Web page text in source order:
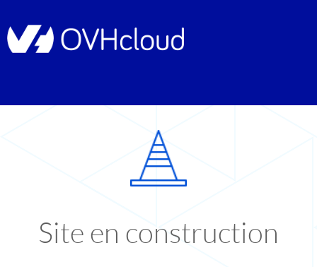
Site en construction